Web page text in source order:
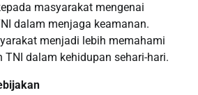
masyarakat mengenai
dalam menjaga keamanan.
menjadi lebih memahami
TNI dalam kehidupan sehari-hari.